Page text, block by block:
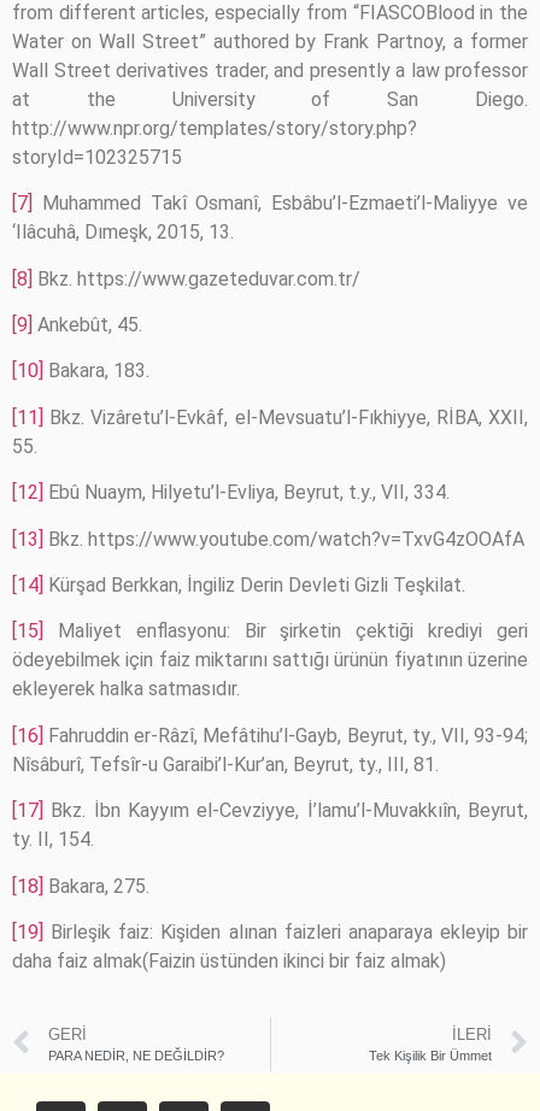
from different articles, especially from “FIASCOBlood in the
Water on Wall Street” authored by Frank Partnoy, a former
Wall Street derivatives trader, and presently a law professor
at the University of San Diego.
http://www.npr.org/templates/story/story.php?
storyId=102325715
[7]
Muhammed Takî Osmanî, Esbâbu’l-Ezmaeti’l-Maliyye ve
‘Ilâcuhâ, Dımeşk, 2015, 13.
[8] Bkz. https://www.gazeteduvar.com.tr/
[9] Ankebût, 45.
[10] Bakara, 183.
[11] Bkz. Vizâretu’l-Evkâf, el-Mevsuatu’l-Fıkhiyye, RİBA, XXII,
55.
[12] Ebû Nuaym, Hilyetu’l-Evliya, Beyrut, t.y., VII, 334.
[13] Bkz. https://www.youtube.com/watch?v=TxvG4zOOAfA
[14] Kürşad Berkkan, İngiliz Derin Devleti Gizli Teşkilat.
[15]
Maliyet enflasyonu: Bir şirketin çektiği krediyi geri
ödeyebilmek için faiz miktarını sattığı ürünün fiyatının üzerine
ekleyerek halka satmasıdır.
[16] Fahruddin er-Râzî, Mefâtihu’l-Gayb, Beyrut, ty., VII, 93-94;
Nîsâburî, Tefsîr-u Garaibi’l-Kur’an, Beyrut, ty., III, 81.
[17]
Bkz. İbn Kayyım el-Cevziyye, İ’lamu’l-Muvakkıîn, Beyrut,
ty. II, 154.
[18] Bakara, 275.
[19] Birleşik faiz: Kişiden alınan faizleri anaparaya ekleyip bir
daha faiz almak(Faizin üstünden ikinci bir faiz almak)
GERI
PARA NEDİR, NE DEĞİLDİR?
İLERI
Tek Kişilik Bir Ümmet